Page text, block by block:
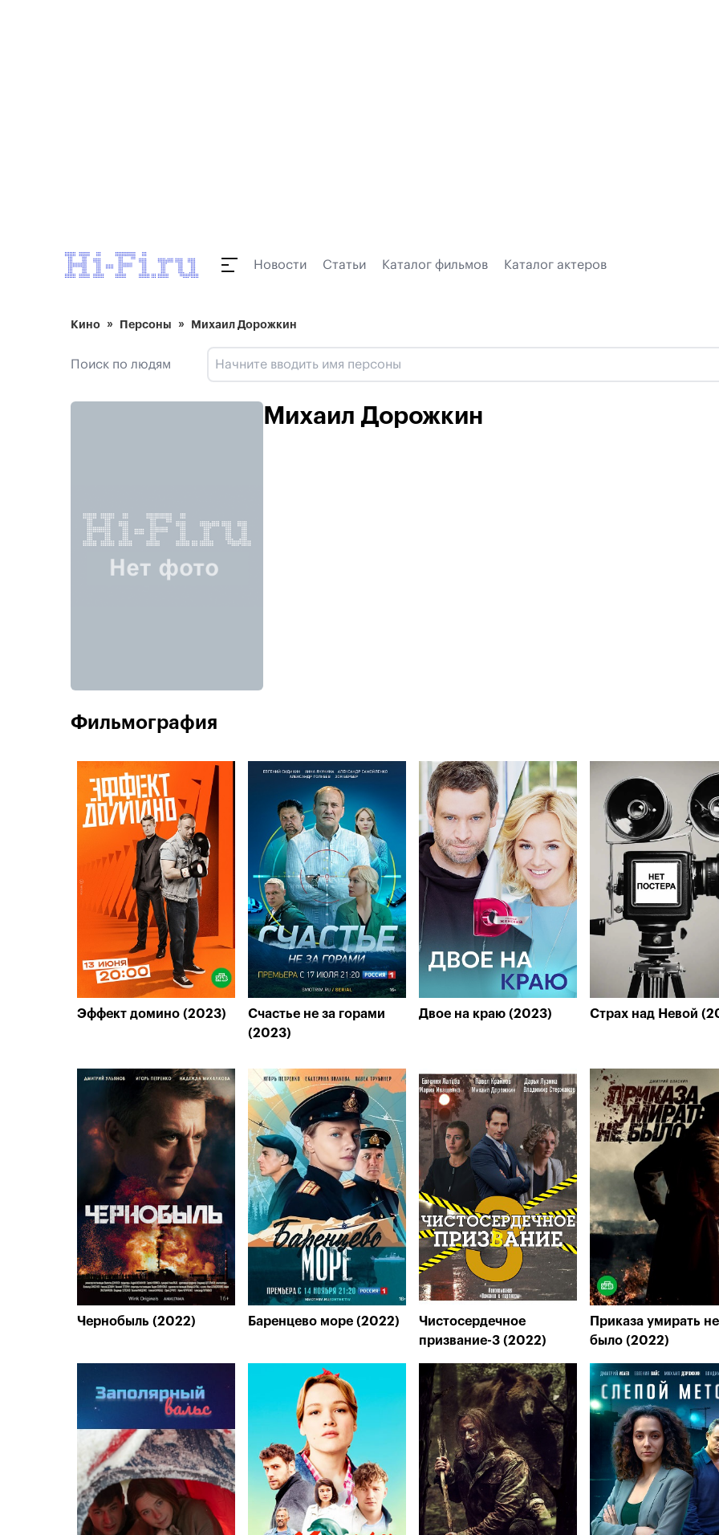
Новости Статьи Каталог фильмов Каталог актеров
Кино Персоны Михаил Дорожкин
Поиск по людям
Михаил Дорожкин
Фильмография
Эффект домино (2023)
Счастье не за горами
(2023)
Двое на краю (2023) Страх над Невой
Чернобыль (2022) Баренцево море (2022)
Чистосердечное
призвание-3 (2022)
Приказа умирать не
было (2022)